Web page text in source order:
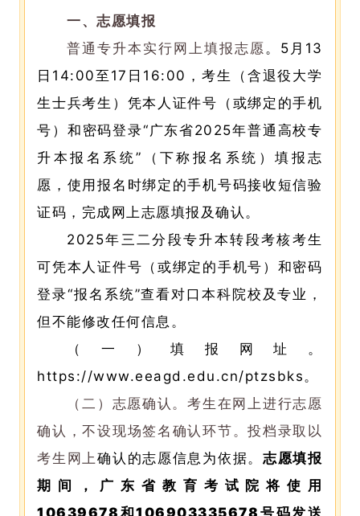
一、志愿填报
普通专升本实行网上填报志愿 。5月13
日14:00至17日16:00，考生（含退役大学
生士兵考生）凭本人证件号（或绑定的手机
号）和密码登录“广东省2025年普通高校专
升本报名系统”（下称报名系统）填报志
愿，使用报名时绑定的手机号码接收短信验
证码，完成网上志愿填报及确认。
2025年三二分段专升本转段考核考生
可凭本人证件号（或绑定的手机号）和密码
登录“报名系统”查看对口本科院校及专业，
但不能修改任何信息。
（一）填报网址。
https://www.eeagd.edu.cn/ptzsbks。
（二）志愿确认。考生在网上进行志愿
确认，不设现场签名确认环节。投档录取以
考生网上确认的志愿信息为依据。志愿填报
期间，广东省教育考试院将使用